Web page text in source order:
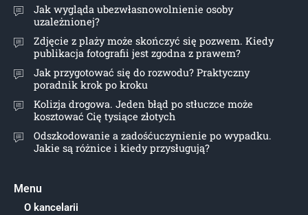
Jak wygląda ubezwłasnowolnienie osoby
uzależnionej?
Zdjęcie z plaży może skończyć się pozwem. Kiedy
publikacja fotografii jest zgodna z prawem?
Jak przygotować się do rozwodu? Praktyczny
poradnik krok po kroku
Kolizja drogowa. Jeden błąd po stłuczce może
kosztować Cię tysiące złotych
Odszkodowanie a zadośćuczynienie po wypadku.
Jakie są różnice i kiedy przysługują?
Menu
O kancelarii